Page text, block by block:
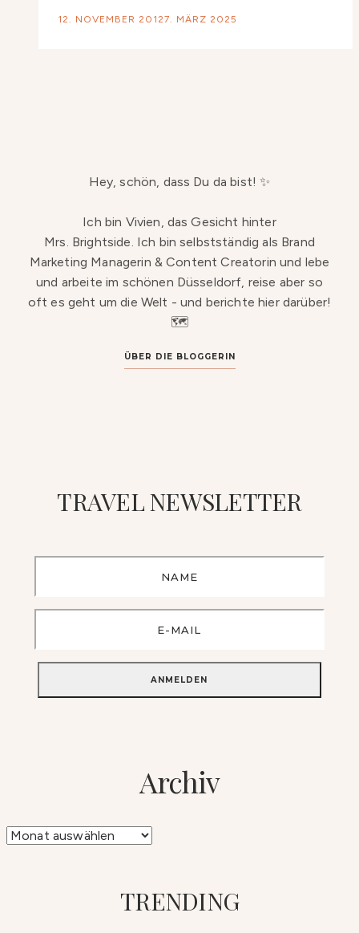
12. NOVEMBER 20127. MÄRZ 2025
Hey, schön, dass Du da bist! ✨
Ich bin Vivien, das Gesicht hinter
Mrs. Brightside. Ich bin selbstständig als Brand
Marketing Managerin & Content Creatorin und lebe
und arbeite im schönen Düsseldorf, reise aber so
oft es geht um die Welt - und berichte hier darüber!
🗺️
ÜBER DIE BLOGGERIN
TRAVEL NEWSLETTER
Archiv
Archiv
TRENDING